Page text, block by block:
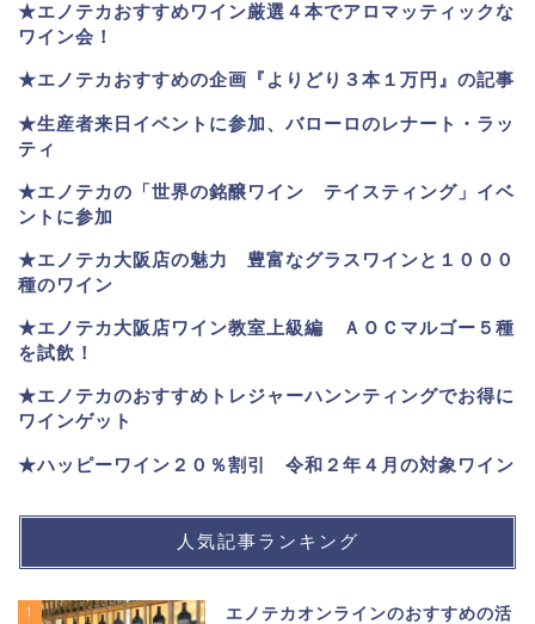
★エノテカおすすめワイン厳選４本でアロマッティックな
ワイン会！
★エノテカおすすめの企画『よりどり３本１万円』の記事
★生産者来日イベントに参加、バローロのレナート・ラッ
ティ
★エノテカの「世界の銘醸ワイン テイスティング」イベ
ントに参加
★エノテカ大阪店の魅力 豊富なグラスワインと１０００
種のワイン
★エノテカ大阪店ワイン教室上級編 ＡＯＣマルゴー５種
を試飲！
★エノテカのおすすめトレジャーハンンティングでお得に
ワインゲット
★ハッピーワイン２０％割引 令和２年４月の対象ワイン
人気記事ランキング
1
エノテカオンラインのおすすめの活